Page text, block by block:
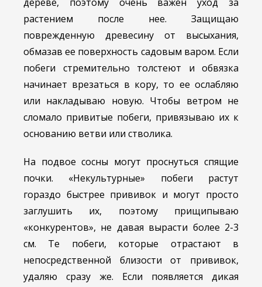
растением после нее. Защищаю
поврежденную древесину от высыхания,
обмазав ее поверхность садовым варом. Если
побеги стремительно толстеют и обвязка
начинает врезаться в кору, то ее ослабляю
или накладываю новую. Чтобы ветром не
сломало привитые побеги, привязываю их к
основанию ветви или стволика.
На подвое сосны могут проснуться спящие
почки. «Некультурные» побеги растут
гораздо быстрее прививок и могут просто
заглушить их, поэтому прищипываю
«конкурентов», не давая вырасти более 2-3
см. Те побеги, которые отрастают в
непосредственной близости от прививок,
удаляю сразу же. Если появляется дикая